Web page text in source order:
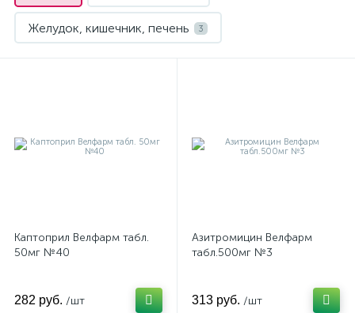
Желудок, кишечник, печень 3
Каптоприл Велфарм табл.
50мг №40
282 руб. /шт
Азитромицин Велфарм
табл.500мг №3
313 руб. /шт